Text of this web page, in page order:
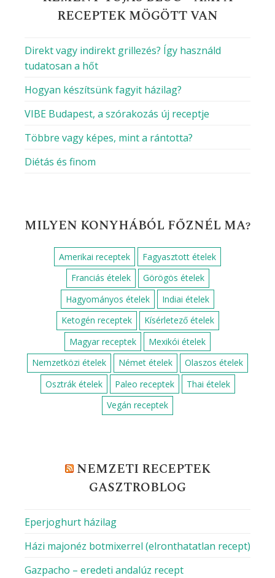
RECEPTEK MÖGÖTT VAN
Direkt vagy indirekt grillezés? Így használd
tudatosan a hőt
Hogyan készítsünk fagyit házilag?
VIBE Budapest, a szórakozás új receptje
Többre vagy képes, mint a rántotta?
Diétás és finom
MILYEN KONYHÁBÓL FŐZNÉL MA?
Amerikai receptek
Fagyasztott ételek
Franciás ételek
Görögös ételek
Hagyományos ételek
Indiai ételek
Ketogén receptek
Kísérletező ételek
Magyar receptek
Mexikói ételek
Nemzetközi ételek
Német ételek
Olaszos ételek
Osztrák ételek
Paleo receptek
Thai ételek
Vegán receptek
NEMZETI RECEPTEK
GASZTROBLOG
Eperjoghurt házilag
Házi majonéz botmixerrel (elronthatatlan recept)
Gazpacho – eredeti andalúz recept